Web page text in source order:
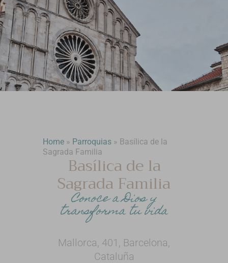
Home » Parroquias » Basílica de la
Sagrada Familia
Basílica de la
Sagrada Familia
Conoce a Dios y
transforma tu vida
Mallorca, 401, Barcelona,
Cataluña